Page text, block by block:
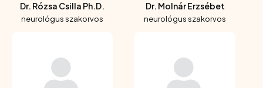
Dr. Rózsa Csilla Ph.D.
neurológus szakorvos
Dr. Molnár Erzsébet
neurológus szakorvos